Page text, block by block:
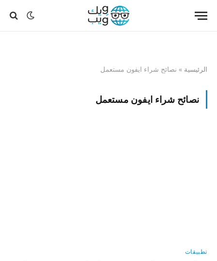
الرئيسية » نصائح شراء ايفون مستعمل
نصائح شراء ايفون مستعمل
تطبيقات